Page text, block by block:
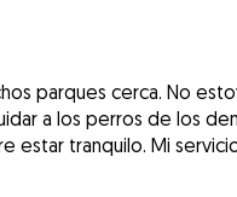
parques cerca. No
a los perros de los
estar tranquilo. Mi